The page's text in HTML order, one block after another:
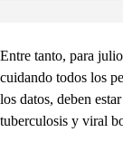
Entre tanto, para
cuidando todos los
los datos, deben
tuberculosis y viral